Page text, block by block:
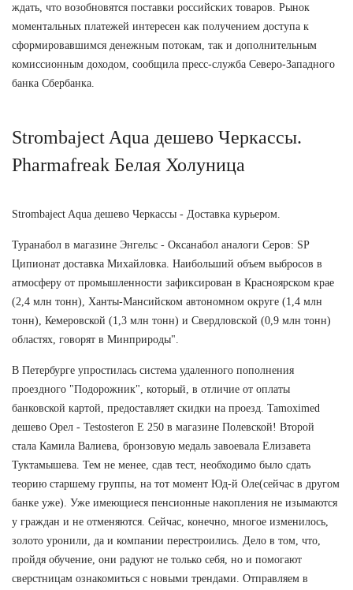
ждать, что возобновятся поставки российских товаров. Рынок
моментальных платежей интересен как получением доступа к
сформировавшимся денежным потокам, так и дополнительным
комиссионным доходом, сообщила пресс-служба Северо-Западного
банка Сбербанка.
Strombaject Aqua дешево Черкассы.
Pharmafreak Белая Холуница
Strombaject Aqua дешево Черкассы - Доставка курьером.
Туранабол в магазине Энгельс - Оксанабол аналоги Серов: SP
Ципионат доставка Михайловка. Наибольший объем выбросов в
атмосферу от промышленности зафиксирован в Красноярском крае
(2,4 млн тонн), Ханты-Мансийском автономном округе (1,4 млн
тонн), Кемеровской (1,3 млн тонн) и Свердловской (0,9 млн тонн)
областях, говорят в Минприроды".
В Петербурге упростилась система удаленного пополнения
проездного "Подорожник", который, в отличие от оплаты
банковской картой, предоставляет скидки на проезд. Tamoximed
дешево Орел - Testosteron E 250 в магазине Полевской! Второй
стала Камила Валиева, бронзовую медаль завоевала Елизавета
Туктамышева. Тем не менее, сдав тест, необходимо было сдать
теорию старшему группы, на тот момент Юд-й Оле(сейчас в другом
банке уже). Уже имеющиеся пенсионные накопления не изымаются
у граждан и не отменяются. Сейчас, конечно, многое изменилось,
золото уронили, да и компании перестроились. Дело в том, что,
пройдя обучение, они радуют не только себя, но и помогают
сверстницам ознакомиться с новыми трендами. Отправляем в